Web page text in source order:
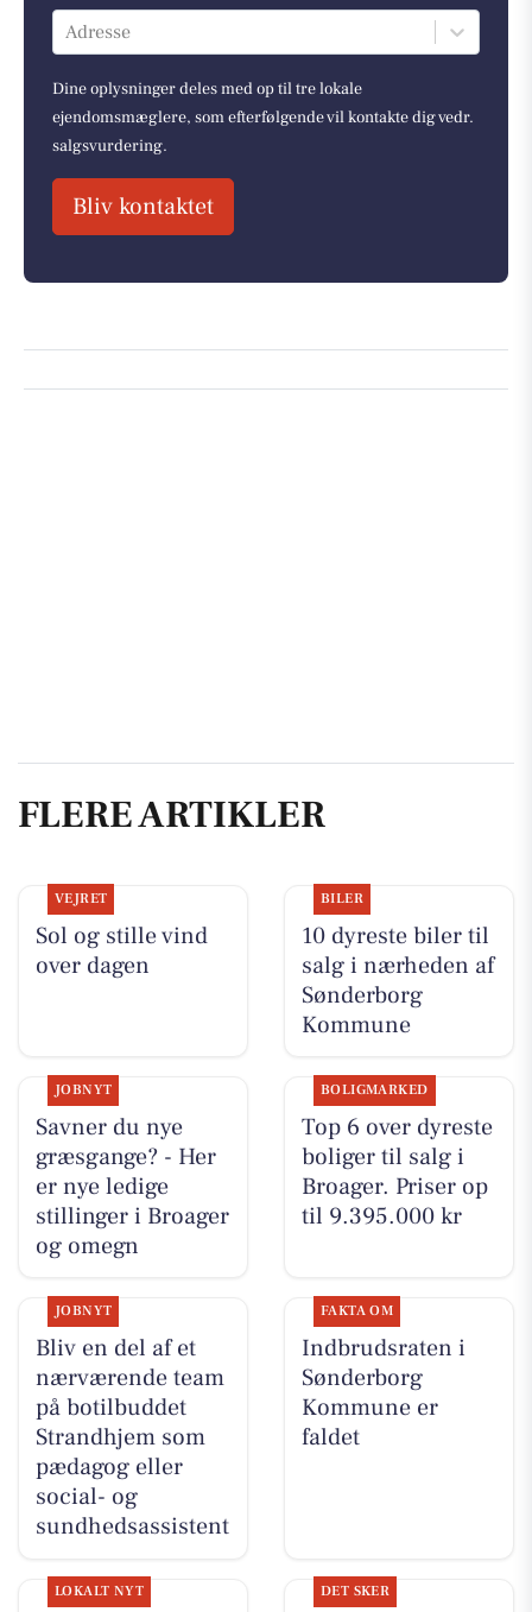
Adresse
Dine oplysninger deles med op til tre lokale
ejendomsmæglere, som efterfølgende vil kontakte dig vedr.
salgsvurdering.
Bliv kontaktet
FLERE ARTIKLER
VEJRET
Sol og stille vind
over dagen
BILER
10 dyreste biler til
salg i nærheden af
Sønderborg
Kommune
JOBNYT
Savner du nye
græsgange? - Her
er nye ledige
stillinger i Broager
og omegn
BOLIGMARKED
Top 6 over dyreste
boliger til salg i
Broager. Priser op
til 9.395.000 kr
JOBNYT
Bliv en del af et
nærværende team
på botilbuddet
Strandhjem som
pædagog eller
social- og
sundhedsassistent
FAKTA OM
Indbrudsraten i
Sønderborg
Kommune er
faldet
LOKALT NYT DET SKER